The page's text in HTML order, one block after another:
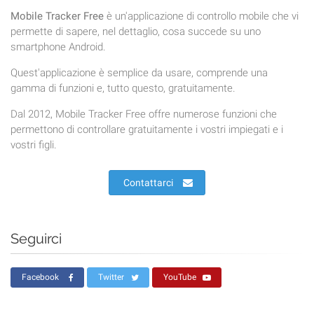
Mobile Tracker Free è un'applicazione di controllo mobile che vi
permette di sapere, nel dettaglio, cosa succede su uno
smartphone Android.
Quest'applicazione è semplice da usare, comprende una
gamma di funzioni e, tutto questo, gratuitamente.
Dal 2012, Mobile Tracker Free offre numerose funzioni che
permettono di controllare gratuitamente i vostri impiegati e i
vostri figli.
Contattarci
Seguirci
Facebook Twitter YouTube